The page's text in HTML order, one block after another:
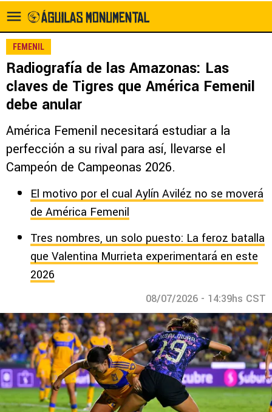
FEMENIL
Radiografía de las Amazonas: Las
claves de Tigres que América Femenil
debe anular
América Femenil necesitará estudiar a la
perfección a su rival para así, llevarse el
Campeón de Campeonas 2026.
El motivo por el cual Aylín Aviléz no se moverá
de América Femenil
Tres nombres, un solo puesto: La feroz batalla
que Valentina Murrieta experimentará en este
2026
08/07/2026 - 14:39hs CST